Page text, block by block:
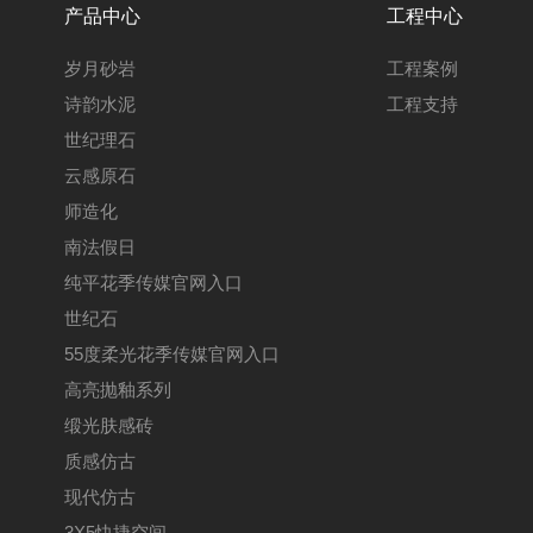
产品中心
岁月砂岩
诗韵水泥
世纪理石
云感原石
师造化
南法假日
纯平花季传媒官网入口
世纪石
55度柔光花季传媒官网入口
高亮抛釉系列
缎光肤感砖
质感仿古
现代仿古
工程中心
工程案例
工程支持